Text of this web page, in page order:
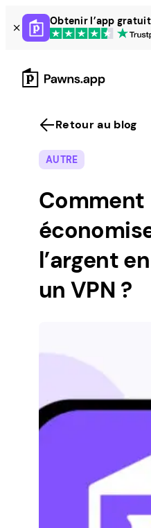
Skip
to
content
Obtenir l’app
Retour au blog
AUTRE
Comment
l’argent
un VPN ?